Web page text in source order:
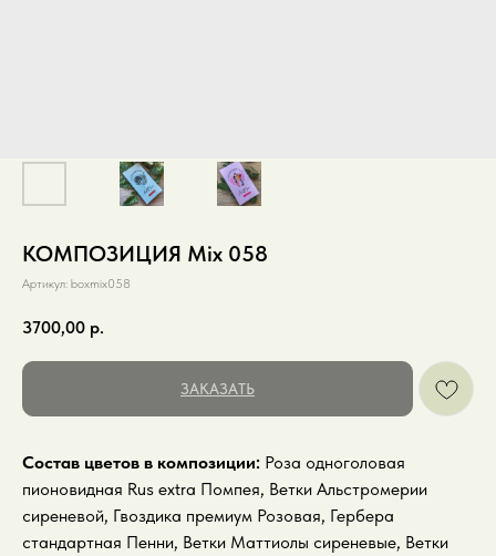
КОМПОЗИЦИЯ Mix 058
Артикул: boxmix058
3700,00 р.
ЗАКАЗАТЬ
Состав цветов в композиции: Роза одноголовая
пионовидная Rus extra Помпея, Ветки Альстромерии
сиреневой, Гвоздика премиум Розовая, Гербера
стандартная Пенни, Ветки Маттиолы сиреневые, Ветки